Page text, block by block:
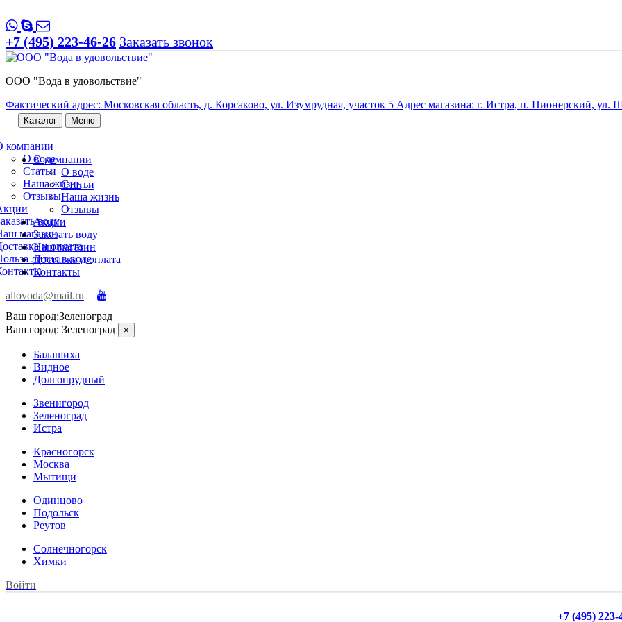
+7 (495) 223-46-26 Заказать звонок
ООО "Вода в удовольствие"
Фактический адрес: Московская область, д. Корсаково, ул. Изумрудная, участок 5 Адрес магазина: г. Истра, п. Пионерский, ул.
Каталог Меню
компании
О воде
Статьи
Наша жизнь
Отзывы
воду
магазин
и оплата
лития в воде
О компании
О воде
Статьи
Наша жизнь
Отзывы
Акции
Заказать воду
Наш магазин
Доставка и оплата
Контакты
allovoda@mail.ru
Ваш город:Зеленоград
Ваш город: Зеленоград ×
Балашиха
Видное
Долгопрудный
Звенигород
Зеленоград
Истра
Красногорск
Москва
Мытищи
Одинцово
Подольск
Реутов
Солнечногорск
Химки
Войти
+7 (495) 223-